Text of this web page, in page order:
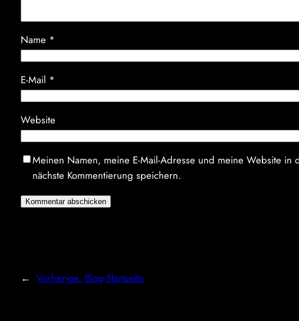
Name *
E-Mail *
Website
Meinen Namen, meine E-Mail-Adresse und meine Website in
nächste Kommentierung speichern.
← Vorherige: Blog-Startseite